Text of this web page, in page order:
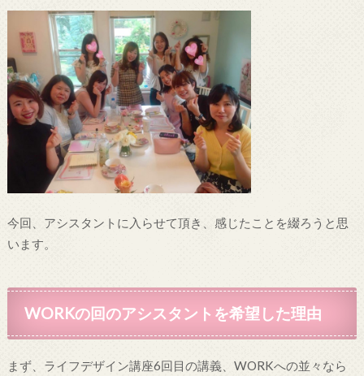
今回、アシスタントに入らせて頂き、感じたことを綴ろうと思
います。
WORKの回のアシスタントを希望した理由
まず、ライフデザイン講座6回目の講義、WORKへの並々なら